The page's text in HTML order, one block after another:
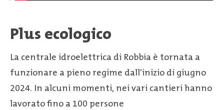
Plus ecologico
La centrale idroelettrica di Robbia è tornata a
funzionare a pieno regime dall’inizio di giugno
2024. In alcuni momenti, nei vari cantieri hanno
lavorato fino a 100 persone